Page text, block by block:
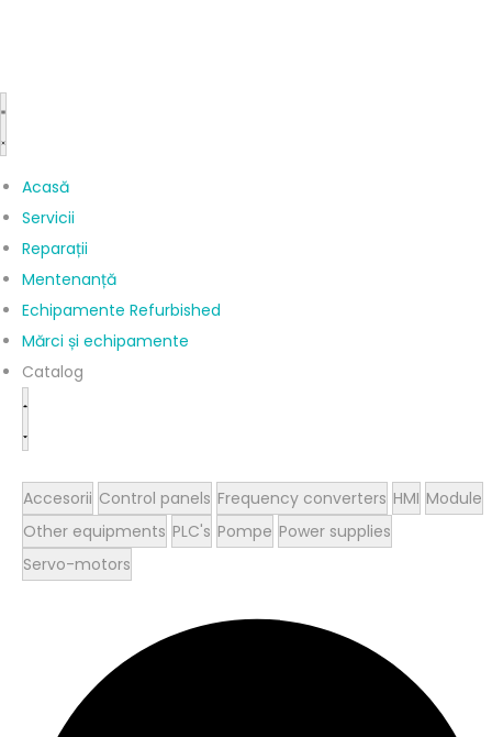
Acasă
Servicii
Reparații
Mentenanță
Echipamente Refurbished
Mărci și echipamente
Catalog
Accesorii Control panels Frequency converters HMI Module
Other equipments PLC's Pompe Power supplies
Servo-motors